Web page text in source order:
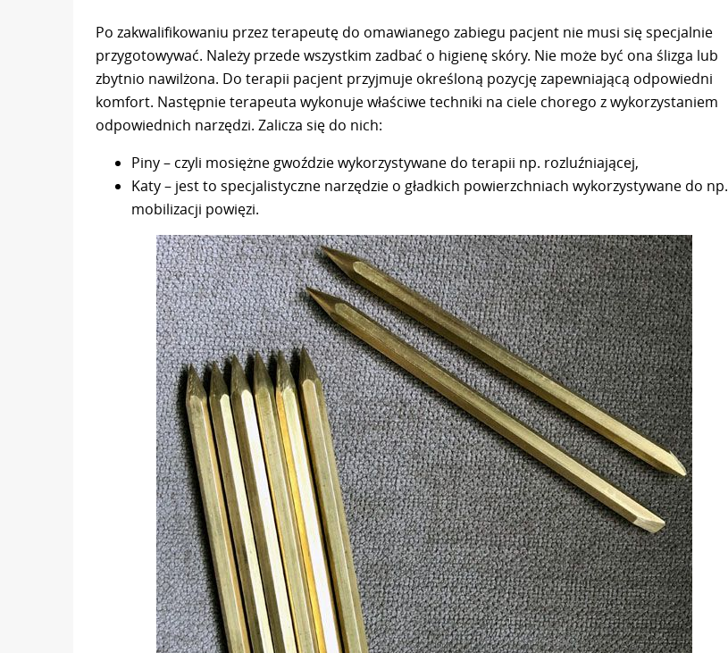
Po zakwalifikowaniu przez terapeutę do omawianego zabiegu pacjent nie musi się specjalnie
przygotowywać. Należy przede wszystkim zadbać o higienę skóry. Nie może być ona ślizga lub
zbytnio nawilżona. Do terapii pacjent przyjmuje określoną pozycję zapewniającą odpowiedni
komfort. Następnie terapeuta wykonuje właściwe techniki na ciele chorego z wykorzystaniem
odpowiednich narzędzi. Zalicza się do nich:
Piny – czyli mosiężne gwoździe wykorzystywane do terapii np. rozluźniającej,
Katy – jest to specjalistyczne narzędzie o gładkich powierzchniach wykorzystywane do np.
mobilizacji powięzi.